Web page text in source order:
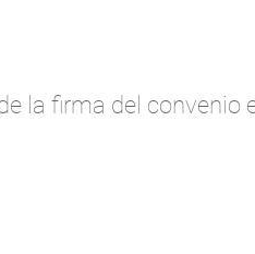
la firma del convenio